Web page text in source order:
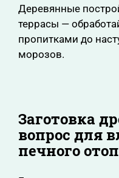
Деревянные
террасы —
пропитками до
морозов.
Заготовка
вопрос для
печного